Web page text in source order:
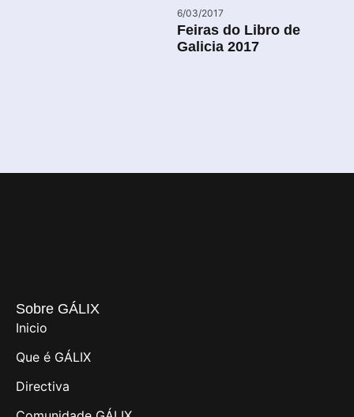
6/03/2017
Feiras do Libro de
Galicia 2017
Sobre GÁLIX
Inicio
Que é GÁLIX
Directiva